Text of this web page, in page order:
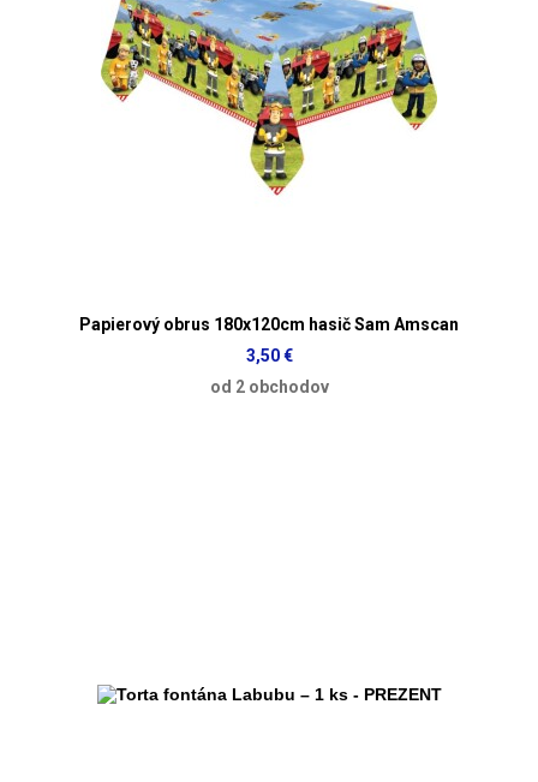
Papierový obrus 180x120cm hasič Sam Amscan
3,50 €
od 2 obchodov